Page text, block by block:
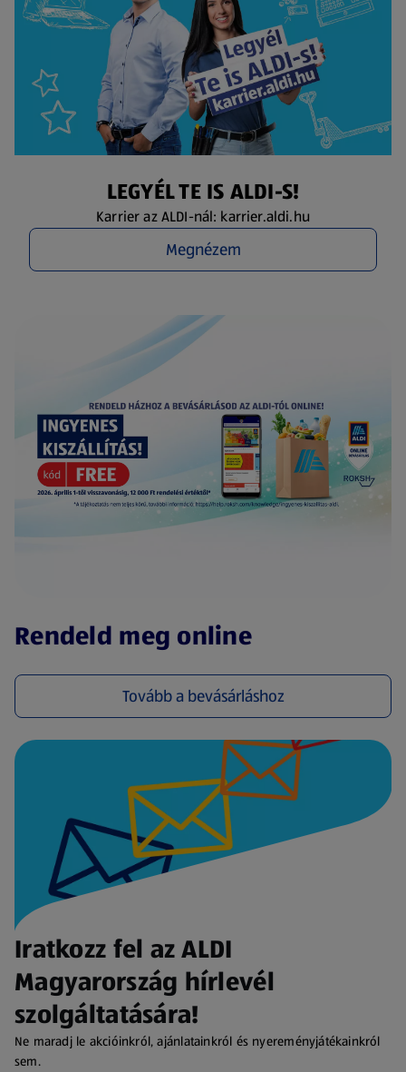
LEGYÉL TE IS ALDI-S!
Karrier az ALDI-nál: karrier.aldi.hu
Megnézem
Rendeld meg online
Tovább a bevásárláshoz
(új oldalon nyílik meg)
Iratkozz fel az ALDI
Magyarország hírlevél
szolgáltatására!
Ne maradj le akcióinkról, ajánlatainkról és nyereményjátékainkról
sem.